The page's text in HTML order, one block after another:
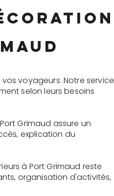
voyageurs. Notre service
selon leurs besoins
Grimaud assure un
explication du
à Port Grimaud reste
organisation d'activités,